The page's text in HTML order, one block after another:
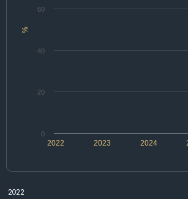
%
2022 2024
2023
0
20
40
60
2022